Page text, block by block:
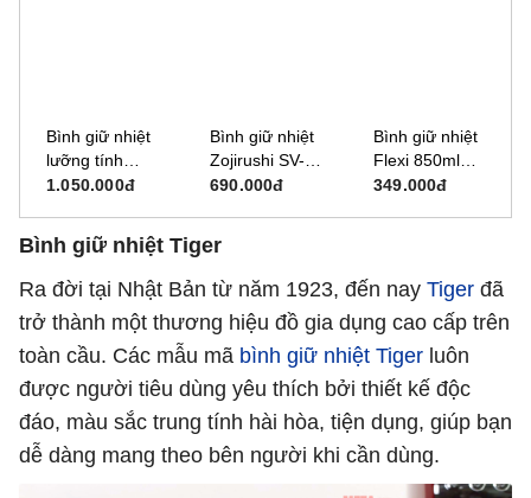
Bình giữ nhiệt
lưỡng tính
Zojirushi SF-
1.050.000đ
Bình giữ nhiệt
Zojirushi SV-
GR50 (500ml)
690.000đ
Bình giữ nhiệt
Flexi 850ml
Sunhouse KS-
349.000đ
Bình giữ nhiệt Tiger
Ra đời tại Nhật Bản từ năm 1923, đến nay Tiger đã
trở thành một thương hiệu đồ gia dụng cao cấp trên
toàn cầu. Các mẫu mã bình giữ nhiệt Tiger luôn
được người tiêu dùng yêu thích bởi thiết kế độc
đáo, màu sắc trung tính hài hòa, tiện dụng, giúp bạn
dễ dàng mang theo bên người khi cần dùng.